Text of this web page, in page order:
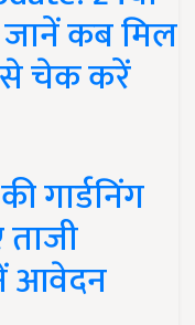
जानें कब मिल
चेक करें
गार्डनिंग
आवेदन